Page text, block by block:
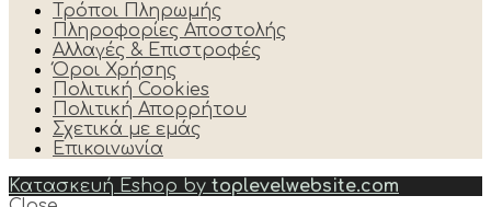
Τρόποι Πληρωμής
Πληροφορίες Αποστολής
Αλλαγές & Επιστροφές
Όροι Χρήσης
Πολιτική Cookies
Πολιτική Απορρήτου
Σχετικά με εμάς
Επικοινωνία
Κατασκευή Eshop by toplevelwebsite.com